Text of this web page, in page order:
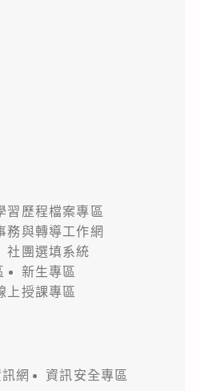
習歷程檔案專區
務與轉導工作網
社團選填系統
新生專區
上授課專區
網
資訊安全專區